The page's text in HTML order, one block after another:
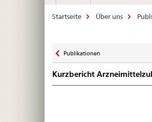
Breadcrumb
Startseite Über uns
zu
Publikationen
Kurzbericht